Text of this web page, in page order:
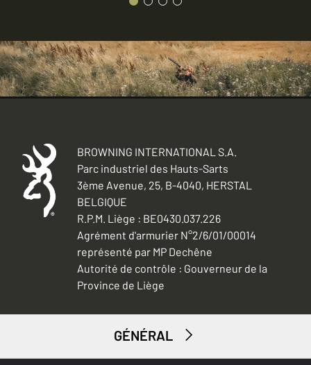
BROWNING INTERNATIONAL S.A.
Parc industriel des Hauts-Sarts
3ème Avenue, 25, B-4040, HERSTAL
BELGIQUE
R.P.M. Liège : BE0430.037.226
Agrément d'armurier N°2/6/01/00014
représenté par MP Dechêne
Autorité de contrôle : Gouverneur de la
Province de Liège
GÉNÉRAL